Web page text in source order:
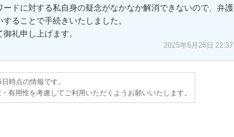
ードに対する私自身の疑念がなかなか解消できないので、弁護
ることで手続きいたしました。
礼申し上げます。
2025年5月26日 22:37
時点の情報です。
有用性を考慮してご利用いただくようお願いいたします。